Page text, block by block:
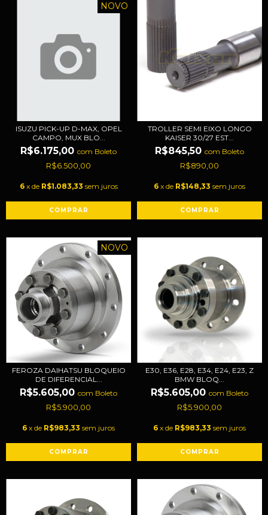
NOVO
ISUZU PICK-UP D-MAX, OPEL
CAMPO, MUX BLO...
R$6.175,00 com Boleto
R$6.500,00
6 x de R$1.083,33 sem juros
TROLLER SEMI EIXO LONGO
KAISER 30/27 EST...
R$845,50 com Boleto
R$890,00
6 x de R$148,33 sem juros
NOVO
FEROZA DAIHATSU BLOQUEIO
DE DIFERENCIAL...
R$5.605,00 com Boleto
R$5.900,00
6 x de R$983,33 sem juros
E30, E36, E28, E34, E24, E23, Z
BMW BLOQ...
R$5.605,00 com Boleto
R$5.900,00
6 x de R$983,33 sem juros